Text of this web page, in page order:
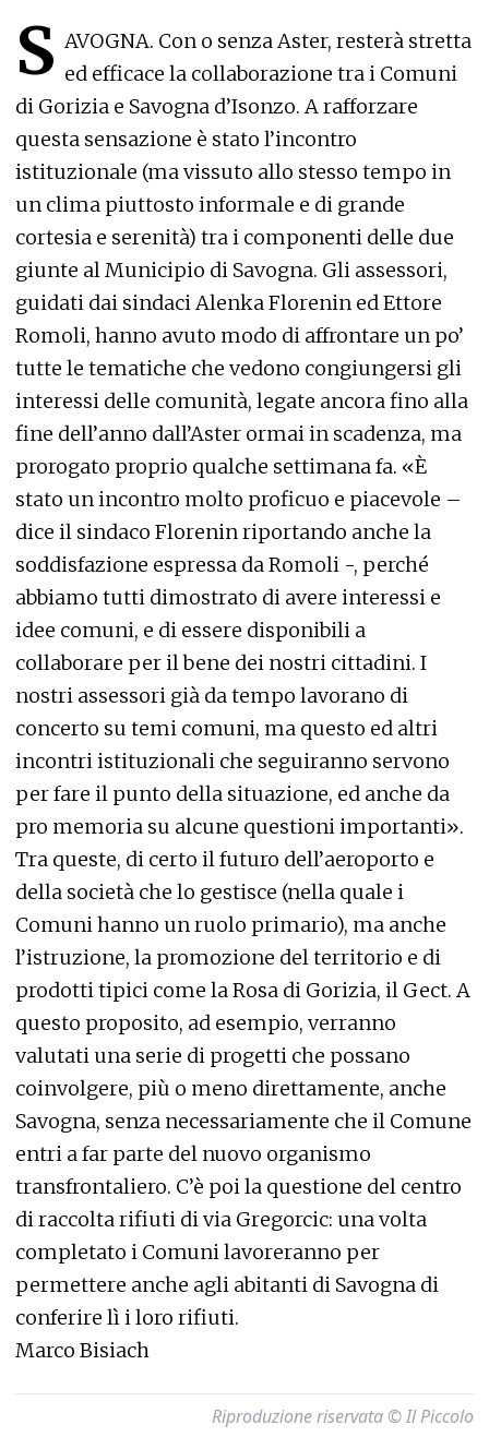
S AVOGNA. Con o senza Aster, resterà stretta
ed efficace la collaborazione tra i Comuni
di Gorizia e Savogna d’Isonzo. A rafforzare
questa sensazione è stato l’incontro
istituzionale (ma vissuto allo stesso tempo in
un clima piuttosto informale e di grande
cortesia e serenità) tra i componenti delle due
giunte al Municipio di Savogna. Gli assessori,
guidati dai sindaci Alenka Florenin ed Ettore
Romoli, hanno avuto modo di affrontare un po’
tutte le tematiche che vedono congiungersi gli
interessi delle comunità, legate ancora fino alla
fine dell’anno dall’Aster ormai in scadenza, ma
prorogato proprio qualche settimana fa. «È
stato un incontro molto proficuo e piacevole –
dice il sindaco Florenin riportando anche la
soddisfazione espressa da Romoli -, perché
abbiamo tutti dimostrato di avere interessi e
idee comuni, e di essere disponibili a
collaborare per il bene dei nostri cittadini. I
nostri assessori già da tempo lavorano di
concerto su temi comuni, ma questo ed altri
incontri istituzionali che seguiranno servono
per fare il punto della situazione, ed anche da
pro memoria su alcune questioni importanti».
Tra queste, di certo il futuro dell’aeroporto e
della società che lo gestisce (nella quale i
Comuni hanno un ruolo primario), ma anche
l’istruzione, la promozione del territorio e di
prodotti tipici come la Rosa di Gorizia, il Gect. A
questo proposito, ad esempio, verranno
valutati una serie di progetti che possano
coinvolgere, più o meno direttamente, anche
Savogna, senza necessariamente che il Comune
entri a far parte del nuovo organismo
transfrontaliero. C’è poi la questione del centro
di raccolta rifiuti di via Gregorcic: una volta
completato i Comuni lavoreranno per
permettere anche agli abitanti di Savogna di
conferire lì i loro rifiuti.
Marco Bisiach
Riproduzione riservata © Il Piccolo